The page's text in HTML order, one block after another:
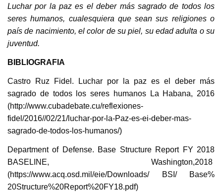
Luchar por la paz es el deber más sagrado de todos los
seres humanos, cualesquiera que sean sus religiones o
país de nacimiento, el color de su piel, su edad adulta o su
juventud.
BIBLIOGRAFIA
Castro Ruz Fidel. Luchar por la paz es el deber más
sagrado de todos los seres humanos La Habana, 2016
(http://www.cubadebate.cu/reflexiones-
fidel/2016//02/21/luchar-por-la-Paz-es-ei-deber-mas-
sagrado-de-todos-los-humanos/)
Department of Defense. Base Structure Report FY 2018
BASELINE, Washington,2018
(https://www.acq.osd.mil/eie/Downloads/ BSI/ Base%
20Structure%20Report%20FY18.pdf)